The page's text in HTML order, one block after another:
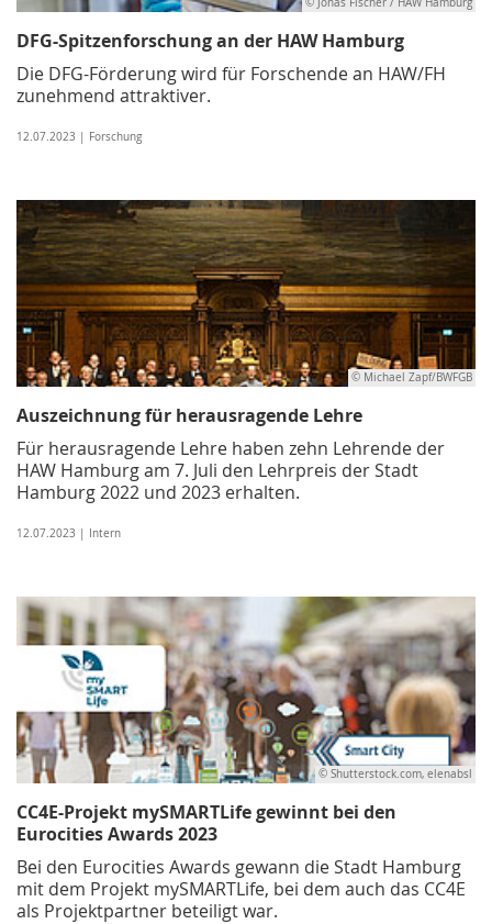
DFG-Spitzenforschung an der HAW Hamburg
Die DFG-Förderung wird für Forschende an HAW/FH
zunehmend attraktiver.
12.07.2023 | Forschung
© Michael Zapf/BWFGB
Auszeichnung für herausragende Lehre
Für herausragende Lehre haben zehn Lehrende der
HAW Hamburg am 7. Juli den Lehrpreis der Stadt
Hamburg 2022 und 2023 erhalten.
12.07.2023 | Intern
© Shutterstock.com, elenabsl
CC4E-Projekt mySMARTLife gewinnt bei den
Eurocities Awards 2023
Bei den Eurocities Awards gewann die Stadt Hamburg
mit dem Projekt mySMARTLife, bei dem auch das CC4E
als Projektpartner beteiligt war.